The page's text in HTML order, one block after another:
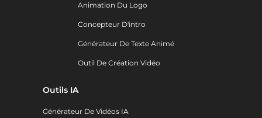
Animation Du Logo
Concepteur D'intro
Générateur De Texte Animé
Outil De Création Vidéo
Outils IA
Générateur De Vidéos IA